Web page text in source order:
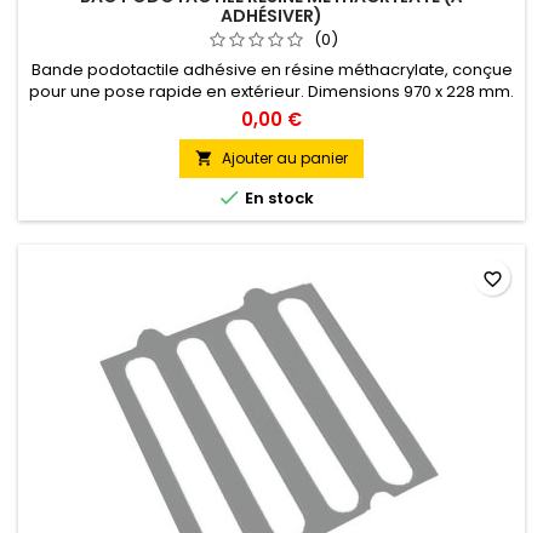
ADHÉSIVER)
(0)
Bande podotactile adhésive en résine méthacrylate, conçue
pour une pose rapide en extérieur. Dimensions 970 x 228 mm.
Coloris blanc ou noir.
0,00 €
 Ajouter au panier
 En stock
favorite_border